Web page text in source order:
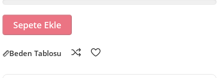
Sepete Ekle
Beden Tablosu